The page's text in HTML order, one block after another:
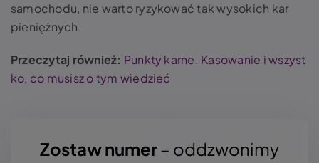
samochodu, nie warto ryzykować tak wysokich kar
pieniężnych.
Przeczytaj również: Punkty karne. Kasowanie i wszyst
ko, co musisz o tym wiedzieć
Zostaw numer– oddzwonimy